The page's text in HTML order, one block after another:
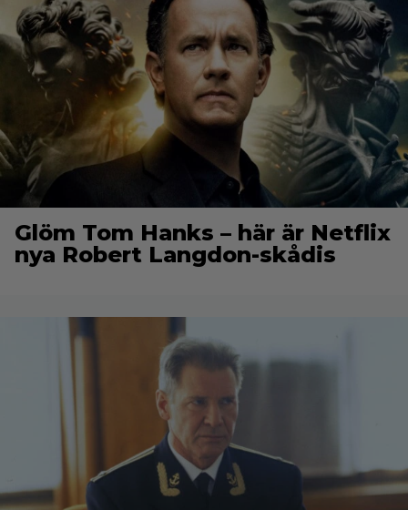
Glöm Tom Hanks – här är Netflix
nya Robert Langdon-skådis